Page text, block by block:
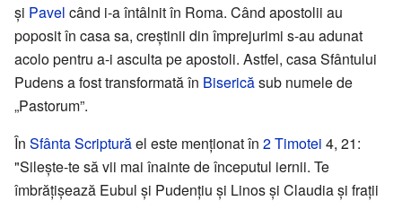
și Pavel când i-a întâlnit în Roma. Când apostolii au
poposit în casa sa, creștinii din împrejurimi s-au adunat
acolo pentru a-i asculta pe apostoli. Astfel, casa Sfântului
Pudens a fost transformată în Bisericăsub numele de
„Pastorum”.
În Sfânta Scripturăel este menționat în 2 Timotei 4, 21:
"Silește-te să vii mai înainte de începutul iernii. Te
îmbrățișează Eubul și Pudențiu și Linos și Claudia și frații